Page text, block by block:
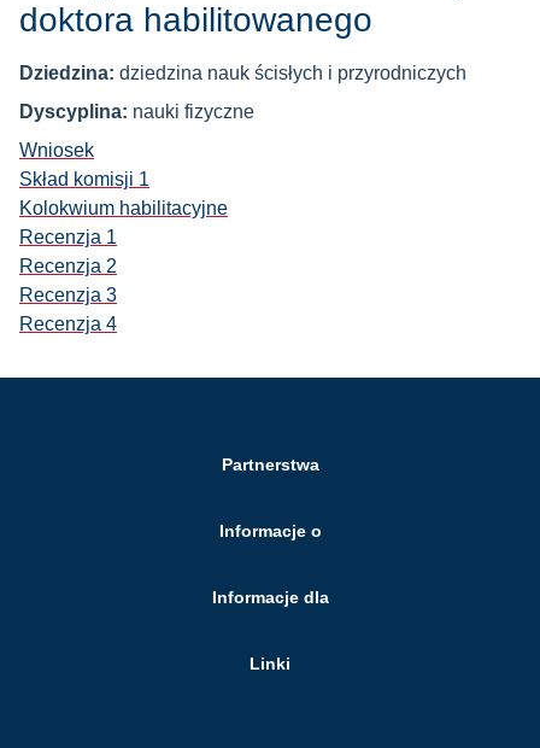
doktora habilitowanego
Dziedzina: dziedzina nauk ścisłych i przyrodniczych
Dyscyplina: nauki fizyczne
Wniosek
Skład komisji 1
Kolokwium habilitacyjne
Recenzja 1
Recenzja 2
Recenzja 3
Recenzja 4
Partnerstwa
Informacje o
Informacje dla
Linki